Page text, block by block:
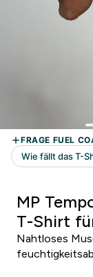
MP
T-Shirt
Nahtloses